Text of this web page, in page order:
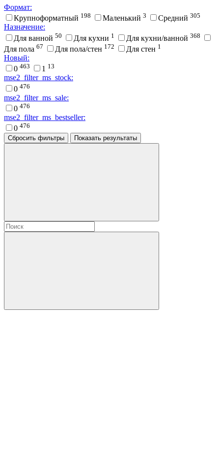
Формат:
Крупноформатный 198 Маленький 3 Средний 305
Назначение:
Для ванной 50 Для кухни 1 Для кухни/ванной 368
Для пола 67 Для пола/стен 172 Для стен 1
Новый:
0 463 1 13
mse2_filter_ms_stock:
0 476
mse2_filter_ms_sale:
0 476
mse2_filter_ms_bestseller:
0 476
Сбросить фильтры
Показать результаты